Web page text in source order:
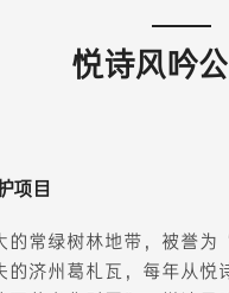
悦诗风吟
项目
的常绿树林地带，被誉
的济州葛札瓦，每年从